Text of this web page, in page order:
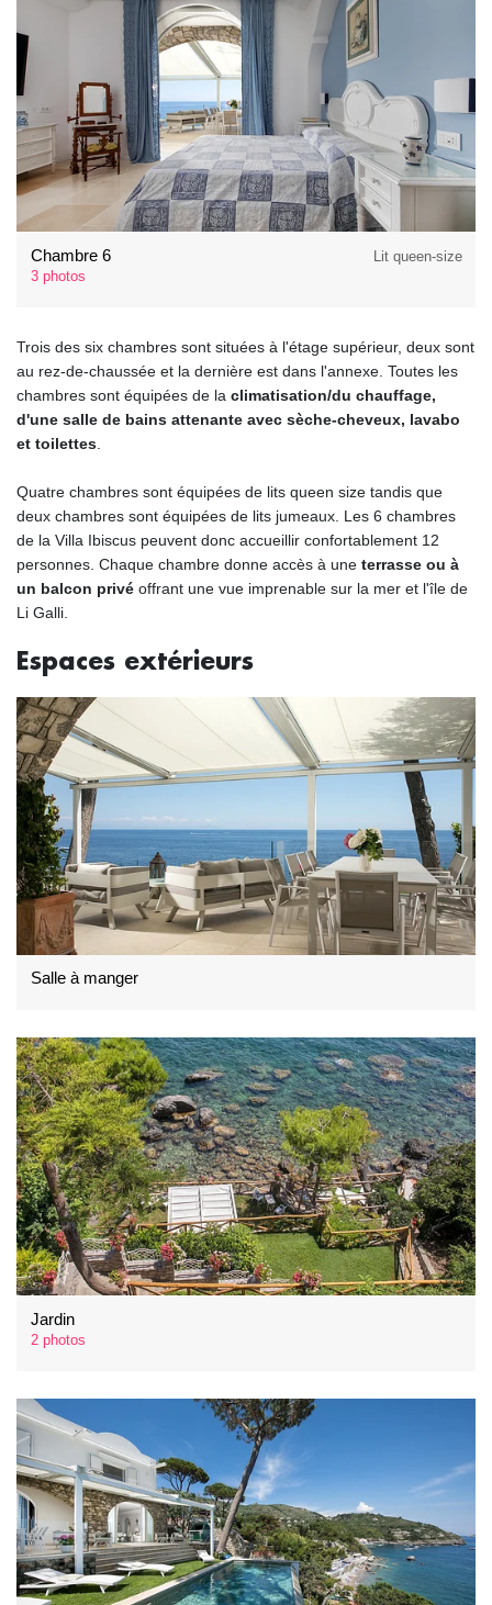
Chambre 6
3 photos
Lit queen-size
Trois des six chambres sont situées à l'étage supérieur, deux sont
au rez-de-chaussée et la dernière est dans l'annexe. Toutes les
chambres sont équipées de la climatisation/du chauffage,
d'une salle de bains attenante avec sèche-cheveux, lavabo
et toilettes
Quatre chambres sont équipées de lits queen size tandis que
deux chambres sont équipées de lits jumeaux. Les 6 chambres
de la Villa Ibiscus peuvent donc accueillir confortablement 12
personnes. Chaque chambre donne accès à une terrasse ou à
un balcon privé offrant une vue imprenable sur la mer et l'île de
Li Galli.
Espaces extérieurs
Salle à manger
Jardin
2 photos